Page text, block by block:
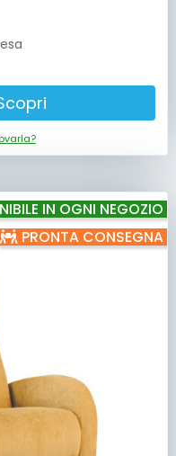
IN OGNI NEGOZIO
PRONTA CONSEGNA